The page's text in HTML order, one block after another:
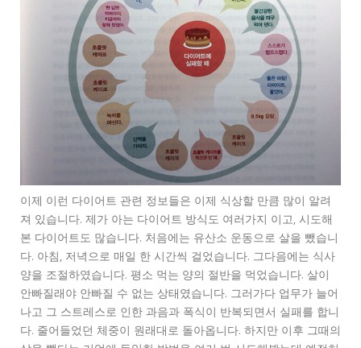
이제 이런 다이어트 관련 정보들은 이제 식상할 만큼 많이 알려
져 있습니다. 제가 아는 다이어트 방식도 여러가지 이고, 시도해
본 다이어트도 많습니다. 처음에는 유산소 운동으로 살을 뺐습니
다. 아침, 저녁으로 매일 한 시간씩 걸었습니다. 그다음에는 식사
양을 조절하였습니다. 평소 먹는 양의 절반을 먹었습니다. 살이
안빠질래야 안빠질 수 없는 상태였습니다. 그러가다 업무가 늘어
나고 그 스트레스로 인한 과음과 폭식이 반복되면서 실패를 합니
다. 줄어들었던 체중이 원래대로 돌아옵니다. 하지만 이후 그때의